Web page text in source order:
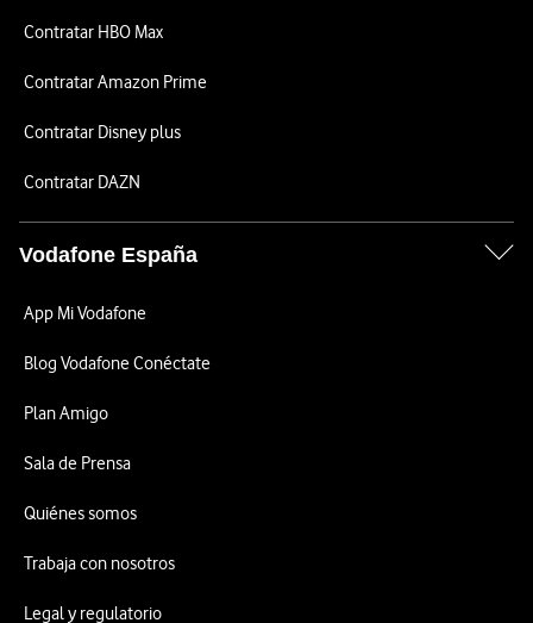
Contratar HBO Max
Contratar Amazon Prime
Contratar Disney plus
Contratar DAZN
Vodafone España
App Mi Vodafone
Blog Vodafone Conéctate
Plan Amigo
Sala de Prensa
Quiénes somos
Trabaja con nosotros
Legal y regulatorio